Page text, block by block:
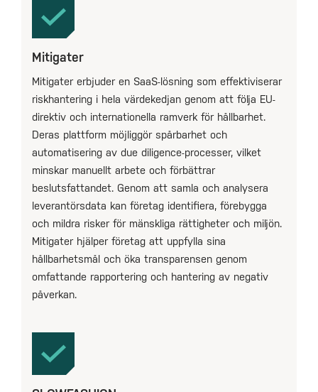
Mitigater
Mitigater erbjuder en SaaS-lösning som effektiviserar
riskhantering i hela värdekedjan genom att följa EU-
direktiv och internationella ramverk för hållbarhet.
Deras plattform möjliggör spårbarhet och
automatisering av due diligence-processer, vilket
minskar manuellt arbete och förbättrar
beslutsfattandet. Genom att samla och analysera
leverantörsdata kan företag identifiera, förebygga
och mildra risker för mänskliga rättigheter och miljön.
Mitigater hjälper företag att uppfylla sina
hållbarhetsmål och öka transparensen genom
omfattande rapportering och hantering av negativ
påverkan.